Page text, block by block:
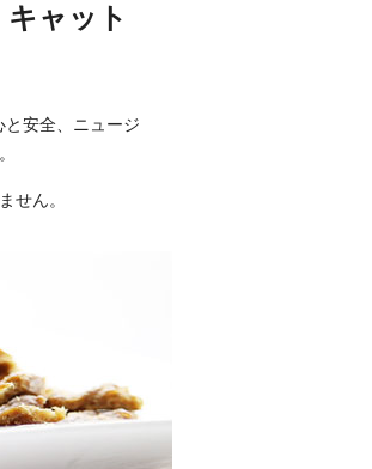
キャット
安全、ニュージ
せん。